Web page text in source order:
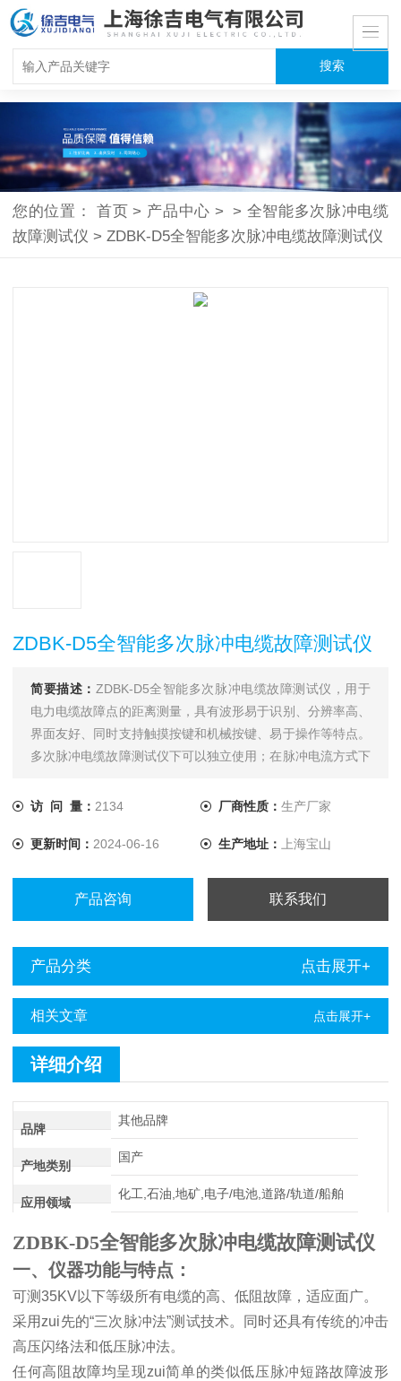
您的位置：首页 > 产品中心 > > 全智能多次脉冲电缆
故障测试仪 > ZDBK-D5全智能多次脉冲电缆故障测试仪
ZDBK-D5全智能多次脉冲电缆故障测试仪
简要描述： ZDBK-D5全智能多次脉冲电缆故障测试仪，用于
电力电缆故障点的距离测量，具有波形易于识别、分辨率高、
界面友好、同时支持触摸按键和机械按键、易于操作等特点。
多次脉冲电缆故障测试仪下可以独立使用；在脉冲电流方式下
须和电缆测试多次脉冲耦合器配合；在测距完成后须使用电力
访 问 量： 2134 厂商性质： 生产厂家
更新时间： 2024-06-16 生产地址： 上海宝山
产品咨询 联系我们
产品分类 点击展开+
相关文章 点击展开+
详细介绍
品牌
其他品牌
产地类别
国产
应用领域
化工,石油,地矿,电子/电池,道路/轨道/船舶
ZDBK-D5全智能多次脉冲电缆故障测试仪
一、仪器功能与特点：
可测35KV以下等级所有电缆的高、低阻故障，适应面广。
采用zui先的“三次脉冲法”测试技术。同时还具有传统的冲击
高压闪络法和低压脉冲法。
任何高阻故障均呈现zui简单的类似低压脉冲短路故障波形